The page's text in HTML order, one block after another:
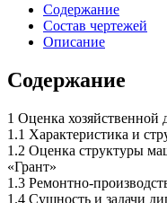
Содержание
Состав чертежей
Описание
Содержание
1 Оценка
1.1 Характеристика и
1.2 Оценка структуры
«Грант»
1.3 Ремонтно-
1.4 Сущность и задачи